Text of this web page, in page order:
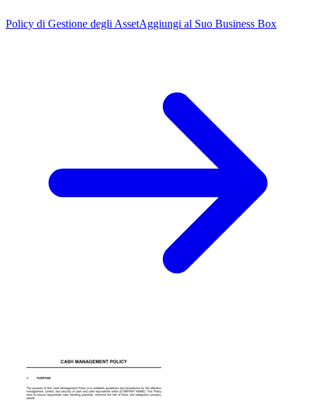
Policy di Gestione degli AssetAggiungi al Suo Business Box